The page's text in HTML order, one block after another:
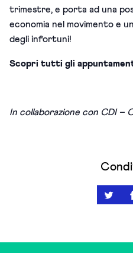
trimestre, e porta ad una
economia nel movimento e
degli infortuni!
Scopri tutti gli
In collaborazione con CDI –